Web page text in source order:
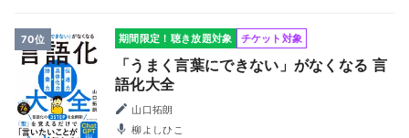
70位 期間限定！聴き放題対象 チケット対象
「うまく言葉にできない」がなくなる 言
語化大全
山口拓朗
柳よしひこ